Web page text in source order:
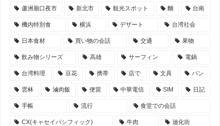
蘆洲廟口夜市 新北市 観光スポット 麵 台南
機内特別食 横浜 デザート 台湾社会
日本食材 買い物の会話 交通 果物
飲み物シリーズ 高雄 サーフィン 電鍋
台湾料理 豆花 携帯 店で 文具 パン
雲林 滷肉飯 便當 中華電信 SIM 日記
手帳 流行 食堂での会話
CX(キャセイパシフィック) 牛肉 迪化街